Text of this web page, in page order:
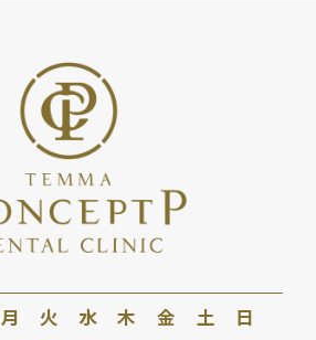
月 火 水 木 金 土 日